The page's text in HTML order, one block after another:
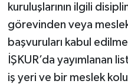
kuruluşlarının ilgili
görevinden veya
başvuruları kabul
İŞKUR’da yayımlanan
iş yeri ve bir meslek